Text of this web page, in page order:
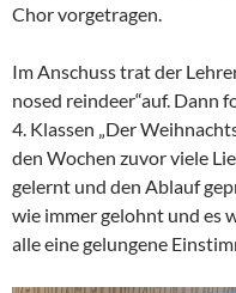
Chor vorgetragen.
Im Anschuss trat der
nosed reindeer“auf. Dann
4. Klassen „Der
den Wochen zuvor viele
gelernt und den Ablauf
wie immer gelohnt und es
alle eine gelungene